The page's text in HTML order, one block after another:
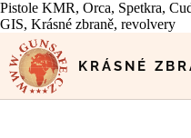
Pistole KMR, Orca, Spetkra,
GIS, Krásné zbraně, revolvery
KRÁSNÉ